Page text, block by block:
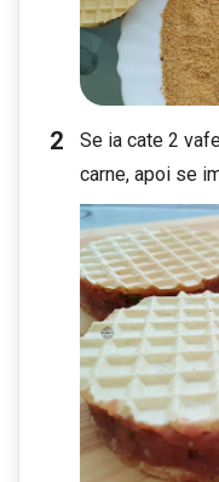
Se ia cate 2
carne, apoi se